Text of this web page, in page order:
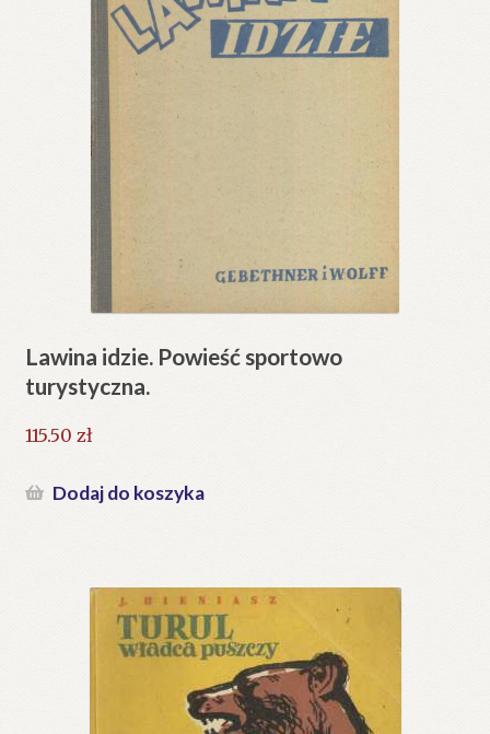
Lawina idzie. Powieść sportowo
turystyczna.
115.50 zł
Dodaj do koszyka